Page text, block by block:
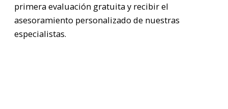
primera evaluación gratuita y recibir el
asesoramiento personalizado de nuestras
especialistas.